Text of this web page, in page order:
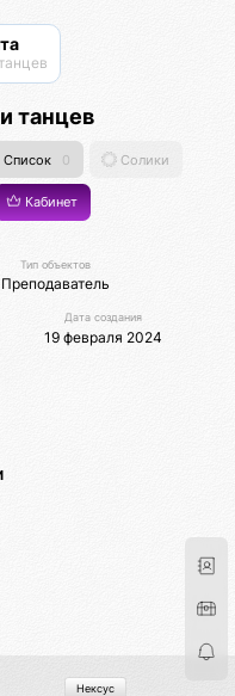
танцев
Список 0 Солики
Кабинет
Тип объектов
Преподаватель
Дата создания
19 февраля 2024
Нексус